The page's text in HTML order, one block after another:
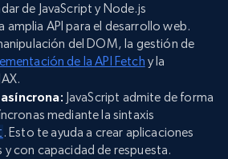
de JavaScript y Node.js
API para el desarrollo web.
del DOM, la gestión de
de la API Fetch y la
JavaScript admite de forma
mediante la sintaxis
. Esto te ayuda a crear aplicaciones
con capacidad de respuesta.